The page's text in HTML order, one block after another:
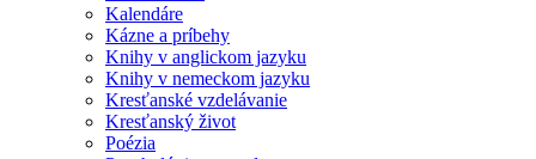
Kalendáre
Kázne a príbehy
Knihy v anglickom jazyku
Knihy v nemeckom jazyku
Kresťanské vzdelávanie
Kresťanský život
Poézia